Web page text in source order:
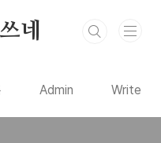
네
Admin Write